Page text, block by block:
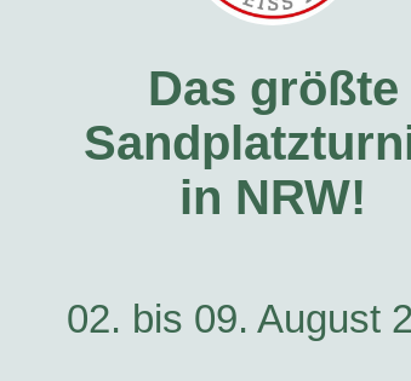
Das größte
in NRW!
02. bis 09. August